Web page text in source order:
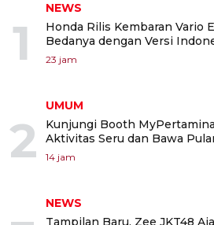
1
NEWS
Honda Rilis Kembaran Vario
Bedanya dengan Versi
23 jam
2
UMUM
Kunjungi Booth
Aktivitas Seru dan Bawa
14 jam
NEWS
Tampilan Baru, Zee JKT48